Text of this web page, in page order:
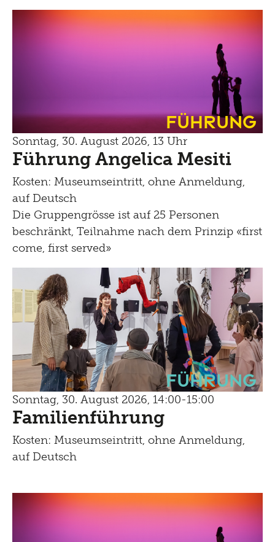
Führung
Sonntag, 30. August 2026, 13 Uhr
Führung Angelica Mesiti
Kosten: Museumseintritt, ohne Anmeldung,
auf Deutsch
Die Gruppengrösse ist auf 25 Personen
beschränkt, Teilnahme nach dem Prinzip «first
come, first served»
Führung
Sonntag, 30. August 2026, 14:00-15:00
Familienführung
Kosten: Museumseintritt, ohne Anmeldung,
auf Deutsch